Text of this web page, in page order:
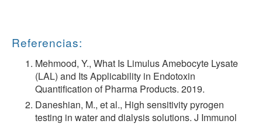
Referencias:
Mehmood, Y., What Is Limulus Amebocyte Lysate
(LAL) and Its Applicability in Endotoxin
Quantification of Pharma Products. 2019.
Daneshian, M., et al., High sensitivity pyrogen
testing in water and dialysis solutions. J Immunol